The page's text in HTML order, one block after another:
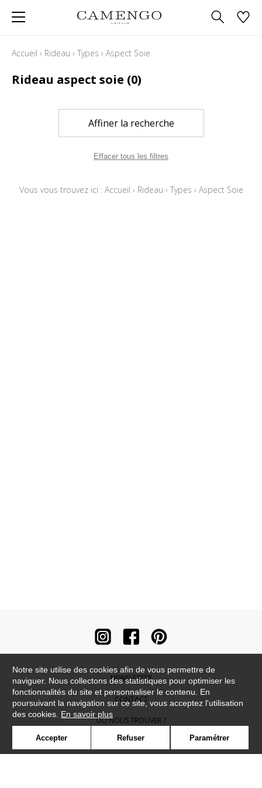
Accueil › Rideau › Types › Aspect Soie
Rideau aspect soie (0)
Affiner la recherche
Effacer tous les filtres
Vous vous trouvez ici : Accueil › Rideau › Types › Aspect Soie
NEWSLETTER
CONTACT
OÙ NOUS TROUVER ?
CONTRACT
Notre site utilise des cookies afin de vous permettre de
naviguer. Nous collectons des statistiques pour optimiser les
fonctionnalités du site et personnaliser le contenu. En
poursuivant la navigation sur ce site, vous acceptez l'utilisation
des cookies. En savoir plus
Accepter Refuser Paramétrer